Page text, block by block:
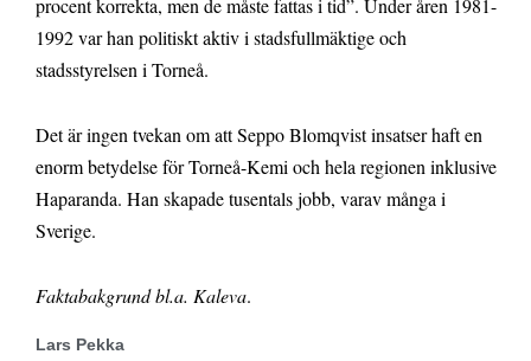
procent korrekta, men de måste fattas i tid”. Under åren 1981-
1992 var han politiskt aktiv i stadsfullmäktige och
stadsstyrelsen i Torneå.
Det är ingen tvekan om att Seppo Blomqvist insatser haft en
enorm betydelse för Torneå-Kemi och hela regionen inklusive
Haparanda. Han skapade tusentals jobb, varav många i
Sverige.
Faktabakgrund bl.a. Kaleva.
Lars Pekka